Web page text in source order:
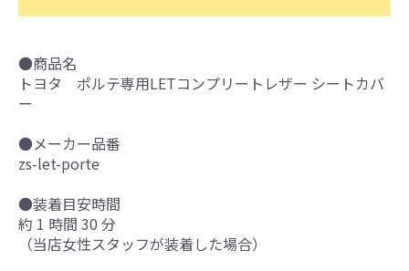
●商品名
トヨタ ポルテ専用LETコンプリートレザー シートカバ
ー
●メーカー品番
zs-let-porte
●装着目安時間
約 1 時間 30 分
（当店女性スタッフが装着した場合）